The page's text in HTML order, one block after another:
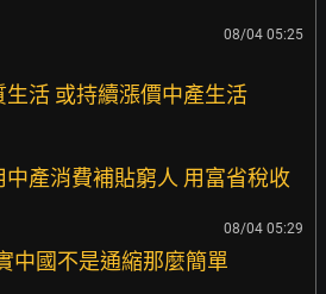
08/04 05:25
生活 或持續漲價中產生活
中產消費補貼窮人 用富省稅收
08/04 05:29
中國不是通縮那麼簡單